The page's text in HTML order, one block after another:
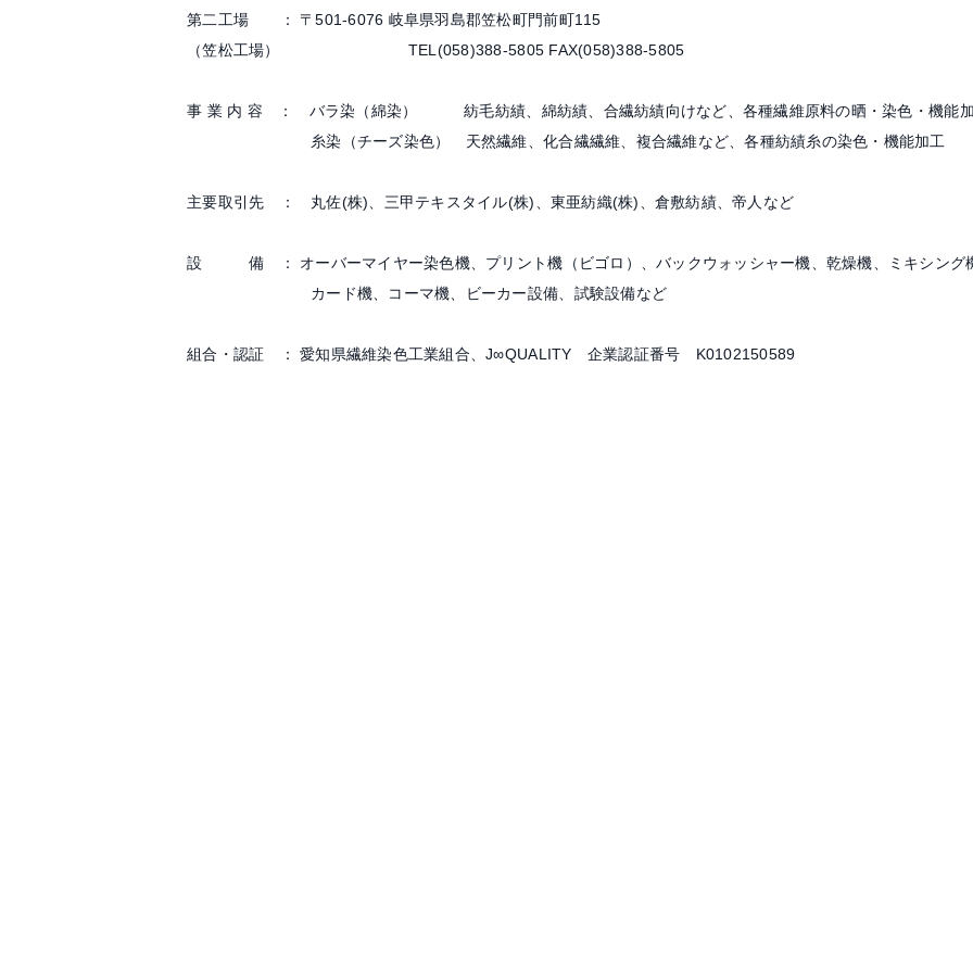
第二工場 ： 〒501-6076 岐阜県羽島郡笠松町門前町115
（笠松工場） TEL(058)388-5805 FAX(058)388-5805
事 業 内 容 ： バラ染（綿染） 紡毛紡績、綿紡績、合繊紡績向けなど、各種繊維原料の晒・染色・機能
糸染（チーズ染色） 天然繊維、化合繊繊維、複合繊維など、各種紡績糸の染色・機能加工
主要取引先 ： 丸佐(株)、三甲テキスタイル(株)、東亜紡織(株)、倉敷紡績、帝人など
設 備 ： オーバーマイヤー染色機、プリント機（ビゴロ）、バックウォッシャー機、乾燥機、ミキシング
カード機、コーマ機、ビーカー設備、試験設備など
組合・認証 ： 愛知県繊維染色工業組合、J∞QUALITY 企業認証番号 K0102150589